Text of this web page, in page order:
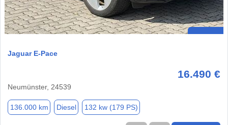
Jaguar E-Pace
16.490 €
Neumünster, 24539
136.000 km Diesel 132 kw (179 PS)